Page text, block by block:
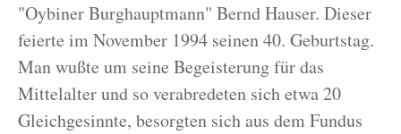
"Oybiner Burghauptmann" Bernd Hauser. Dieser
feierte im November 1994 seinen 40. Geburtstag.
Man wußte um seine Begeisterung für das
Mittelalter und so verabredeten sich etwa 20
Gleichgesinnte, besorgten sich aus dem Fundus